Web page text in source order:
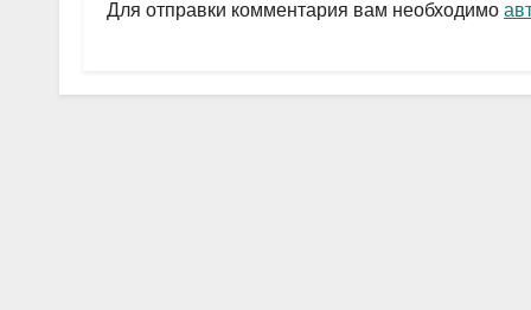
p
ть
Для отправки комментария вам необходимо